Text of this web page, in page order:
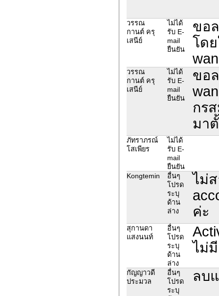
วรรณ
กานต์ ครุ
เสนีย์
ไม่ได้
รับ E-
mail
ยืนยัน
ขอ
โด
วรรณ
กานต์ ครุ
เสนีย์
ไม่ได้
รับ E-
mail
ยืนยัน
ขอ
กร
มา
ภัทราภรณ์
โสเพียร
ไม่ได้
รับ E-
mail
ยืนยัน
Kongtemin
อื่นๆ
โปรด
ระบุ
ด้าน
ล่าง
ไม่
ค่ะ
สุกานดา
แสงนนท์
อื่นๆ
โปรด
ระบุ
ด้าน
ล่าง
ไม่
กัญญาวดี
ประมวล
อื่นๆ
โปรด
ระบุ
ลบ